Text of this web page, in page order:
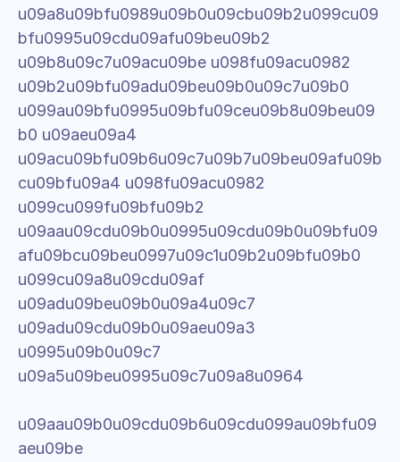
u09a8u09bfu0989u09b0u09cbu09b2u099cu09
bfu0995u09cdu09afu09beu09b2
u09b8u09c7u09acu09be u098fu09acu0982
u09b2u09bfu09adu09beu09b0u09c7u09b0
u099au09bfu0995u09bfu09ceu09b8u09beu09
b0 u09aeu09a4
u09acu09bfu09b6u09c7u09b7u09beu09afu09b
cu09bfu09a4 u098fu09acu0982
u099cu099fu09bfu09b2
u09aau09cdu09b0u0995u09cdu09b0u09bfu09
afu09bcu09beu0997u09c1u09b2u09bfu09b0
u099cu09a8u09cdu09af
u09adu09beu09b0u09a4u09c7
u09adu09cdu09b0u09aeu09a3
u0995u09b0u09c7
u09a5u09beu0995u09c7u09a8u0964
u09aau09b0u09cdu09b6u09cdu099au09bfu09
aeu09be